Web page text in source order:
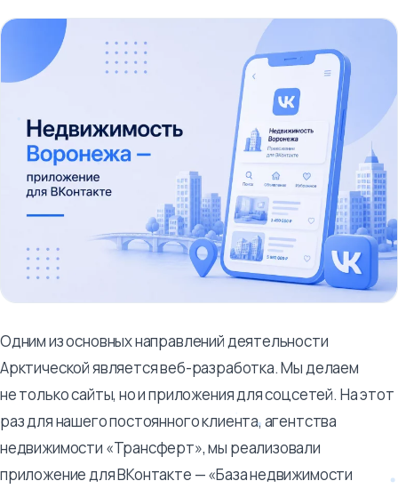
Одним из основных направлений деятельности
Арктической является веб-разработка. Мы делаем
не только сайты, но и приложения для соцсетей. На этот
раз для нашего постоянного клиента, агентства
недвижимости «Трансферт», мы реализовали
приложение для ВКонтакте — «База недвижимости